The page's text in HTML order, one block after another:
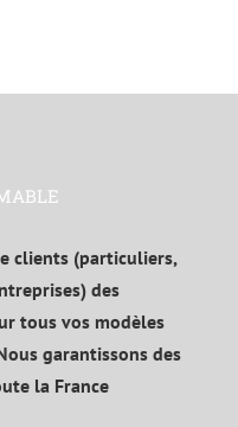
clients (particuliers,
des
tous vos modèles
garantissons des
la France